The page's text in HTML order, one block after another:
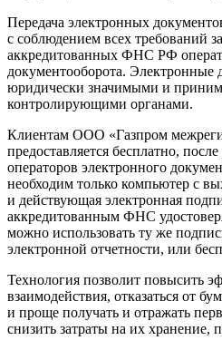
Передача электронных
с соблюдением всех требований
аккредитованных ФНС РФ
документооборота. Электронные
юридически значимыми и
контролирующими органами.
Клиентам ООО «Газпром
предоставляется бесплатно,
операторов электронного
необходим только компьютер с
и действующая электронная
аккредитованным ФНС
можно использовать ту же
электронной отчетности, или
Технология позволит повысить
взаимодействия, отказаться от
и проще получать и отражать
снизить затраты на их хранение,